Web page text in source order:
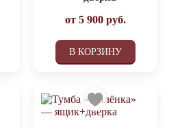
от 5 900руб.
В КОРЗИНУ